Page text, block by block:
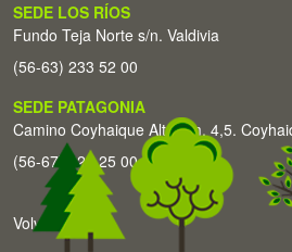
SEDE LOS RÍOS
Fundo Teja Norte s/n. Valdivia
(56-63) 233 52 00
SEDE PATAGONIA
Camino Coyhaique Alto Km. 4,5.
(56-67) 226 25 00
Volver arriba